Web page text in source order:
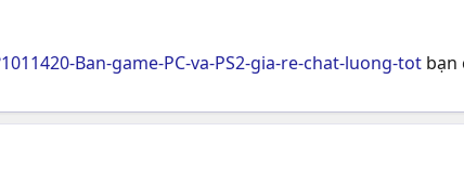
Ban-game-PC-va-PS2-gia-re-chat-luong-tot bạn